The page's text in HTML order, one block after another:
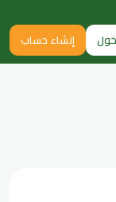
إنشاء حساب